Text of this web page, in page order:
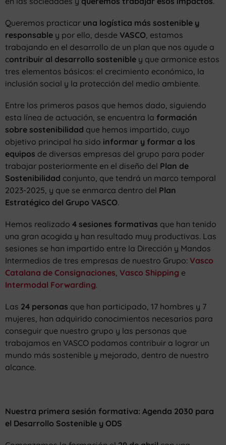
Queremos practicar una logística más sostenible y
responsable y por ello, desde VASCO , estamos
trabajando en el desarrollo de un plan que nos ayude a
contribuir al desarrollo sostenible y que armonice estos
tres elementos básicos: el crecimiento económico, la
inclusión social y la protección del medio ambiente.
Entre los primeros pasos que hemos dado, siguiendo
esta línea de actuación, se encuentra la formación
sobre sostenibilidad que hemos impartido, cuyo
objetivo principal ha sido informar y formar a los
equipos de diversas empresas del grupo para poder
trabajar posteriormente en el diseño del Plan de
Sostenibilidad conjunto, que tendrá un marco temporal
2023-2025, y que se enmarca dentro del Plan
Estratégico del Grupo VASCO.
Hemos realizado 4 sesiones formativas que han tenido
una gran acogida y han resultado muy productivas. Las
sesiones se han impartido entre la Dirección y Mandos
Intermedios de tres empresas de nuestro Grupo: Vasco
Catalana de Consignaciones, Vasco Shipping e
Intermodal Forwarding.
Las 24 personas que han participado, 17 hombres y 7
mujeres, han adquirido conocimientos necesarios para
conseguir que nuestro grupo y las personas que
trabajamos en VASCO podamos contribuir a lograr un
mundo más sostenible y mejorado, dentro de nuestro
alcance.
Nuestra primera sesión formativa: Agenda 2030 para
el Desarrollo Sostenible y ODS